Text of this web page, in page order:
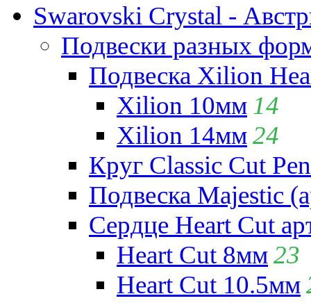
Swarovski Crystal -
Подвески разных
Подвеска Xilion
Xilion 10мм 14
Xilion 14мм24
Круг Classic Cut
Подвеска Majestic
Сердце Heart Cut
Heart Cut 8мм23
Heart Cut 10.5мм